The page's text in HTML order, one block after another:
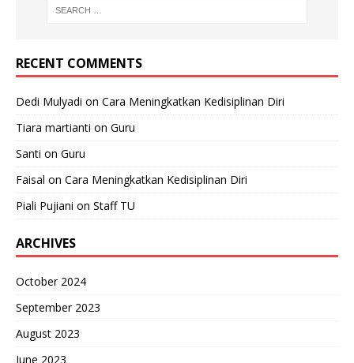
RECENT COMMENTS
Dedi Mulyadi on Cara Meningkatkan Kedisiplinan Diri
Tiara martianti on Guru
Santi on Guru
Faisal on Cara Meningkatkan Kedisiplinan Diri
Piali Pujiani on Staff TU
ARCHIVES
October 2024
September 2023
August 2023
June 2023